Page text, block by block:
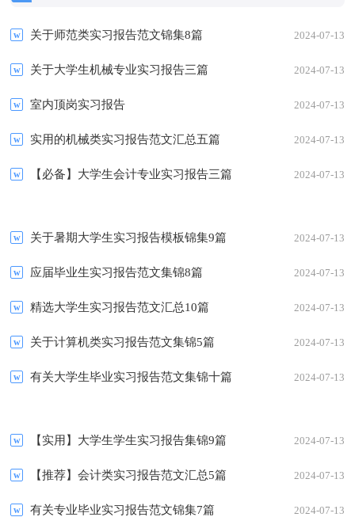
关于师范类实习报告范文锦集8篇 2024-07-13
关于大学生机械专业实习报告三篇 2024-07-13
室内顶岗实习报告 2024-07-13
实用的机械类实习报告范文汇总五篇 2024-07-13
【必备】大学生会计专业实习报告三篇 2024-07-13
关于暑期大学生实习报告模板锦集9篇 2024-07-13
应届毕业生实习报告范文集锦8篇 2024-07-13
精选大学生实习报告范文汇总10篇 2024-07-13
关于计算机类实习报告范文集锦5篇 2024-07-13
有关大学生毕业实习报告范文集锦十篇 2024-07-13
【实用】大学生学生实习报告集锦9篇 2024-07-13
【推荐】会计类实习报告范文汇总5篇 2024-07-13
有关专业毕业实习报告范文锦集7篇 2024-07-13